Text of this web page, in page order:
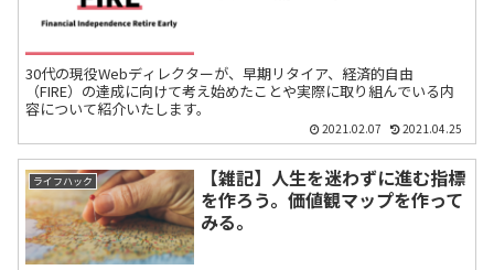
30代の現役Webディレクターが、早期リタイア、経済的自由
（FIRE）の達成に向けて考え始めたことや実際に取り組んでいる内
容について紹介いたします。
2021.02.07 2021.04.25
ライフハック
【雑記】人生を迷わずに進む指標
を作ろう。価値観マップを作って
みる。